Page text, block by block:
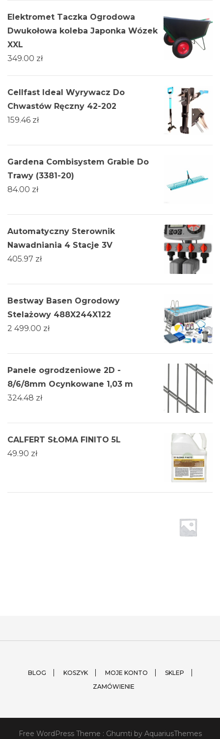
Elektromet Taczka Ogrodowa
Dwukołowa koleba Japonka Wózek
XXL
349.00 zł
Cellfast Ideal Wyrywacz Do
Chwastów Ręczny 42-202
159.46 zł
Gardena Combisystem Grabie Do
Trawy (3381-20)
84.00 zł
Automatyczny Sterownik
Nawadniania 4 Stacje 3V
405.97 zł
Bestway Basen Ogrodowy
Stelażowy 488X244X122
2 499.00 zł
Panele ogrodzeniowe 2D -
8/6/8mm Ocynkowane 1,03 m
324.48 zł
CALFERT SŁOMA FINITO 5L
49.90 zł
BLOG KOSZYK MOJE KONTO
SKLEP
ZAMÓWIENIE
Free WordPress Theme : Ghumti by AquariusThemes